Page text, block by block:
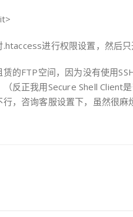
.htaccess进行权限设置，然后
赁的FTP空间，因为没有使用
（反正我用Secure Shell Client
行，咨询客服设置下，虽然很麻